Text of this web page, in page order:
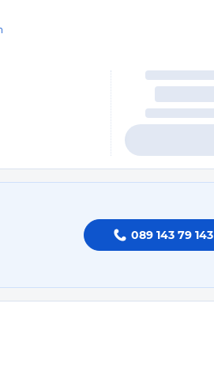
089 143 79 143